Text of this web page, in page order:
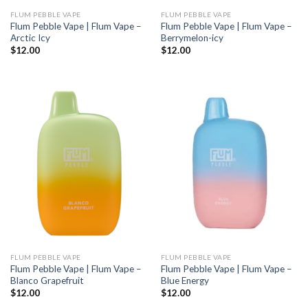
FLUM PEBBLE VAPE
Flum Pebble Vape | Flum Vape –
Arctic Icy
$12.00
FLUM PEBBLE VAPE
Flum Pebble Vape | Flum Vape –
Berrymelon-icy
$12.00
FLUM PEBBLE VAPE
Flum Pebble Vape | Flum Vape –
Blanco Grapefruit
$12.00
FLUM PEBBLE VAPE
Flum Pebble Vape | Flum Vape –
Blue Energy
$12.00